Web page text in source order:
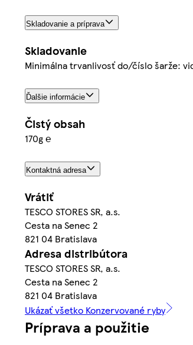
Skladovanie a príprava
Skladovanie
Minimálna trvanlivosť do/číslo šarže:
Ďalšie informácie
Čistý obsah
170g ℮
Kontaktná adresa
Vrátiť
TESCO STORES SR, a.s.
Cesta na Senec 2
821 04 Bratislava
Adresa distribútora
TESCO STORES SR, a.s.
Cesta na Senec 2
821 04 Bratislava
Ukázať všetko Konzervované ryby
Príprava a použitie